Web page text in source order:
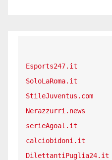
Esports247.it
SoloLaRoma.it
StileJuventus.com
Nerazzurri.news
serieAgoal.it
calciobidoni.it
DilettantiPuglia24.it